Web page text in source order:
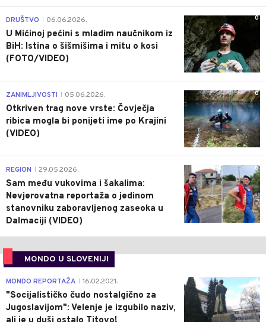
0
DRUŠTVO 06.06.2026.
U Mićinoj pećini s mladim naučnikom iz
BiH: Istina o šišmišima i mitu o kosi
(FOTO/VIDEO)
0
ZANIMLJIVOSTI 05.06.2026.
Otkriven trag nove vrste: Čovječja
ribica mogla bi ponijeti ime po Krajini
(VIDEO)
0
REGION 29.05.2026.
Sam među vukovima i šakalima:
Nevjerovatna reportaža o jedinom
stanovniku zaboravljenog zaseoka u
Dalmaciji (VIDEO)
MONDO U SLOVENIJI
4
MONDO REPORTAŽA 16.02.2021.
"Socijalističko čudo nostalgično za
Jugoslavijom": Velenje je izgubilo naziv,